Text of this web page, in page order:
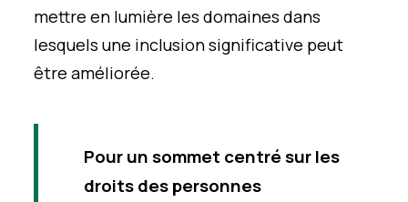
mettre en lumière les domaines dans
lesquels une inclusion significative peut
être améliorée.
Pour un sommet centré sur les
droits des personnes